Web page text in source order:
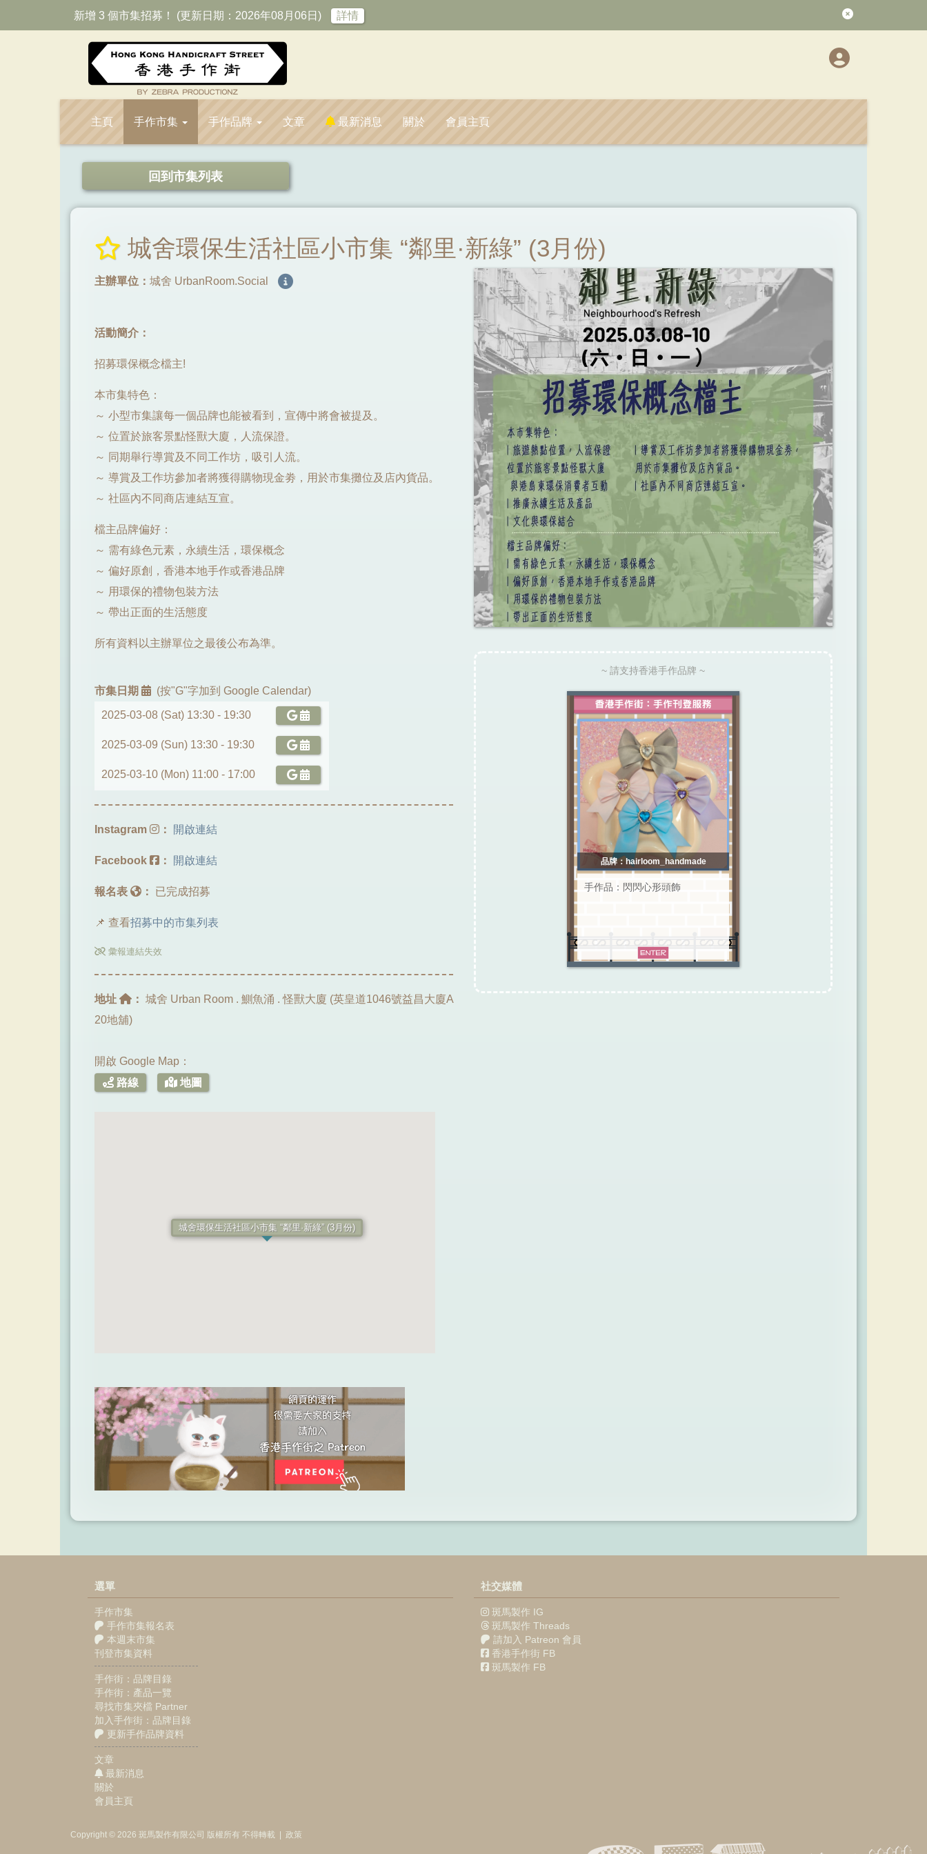
新增 3 個市集招募！ (更新日期：2026年08月06日) 詳情
主頁 手作市集 手作品牌 文章 最新消息 關於 會員主頁
回到市集列表
城舍環保生活社區小市集 “鄰里·新綠” (3月份)
~ 請支持香港手作品牌 ~
品牌：hairloom_handmade
手作品：閃閃心形頭飾
主辦單位： 城舍 UrbanRoom.Social
活動簡介：
招募環保概念檔主!
本市集特色：
～ 小型市集讓每一個品牌也能被看到，宣傳中將會被提及。
～ 位置於旅客景點怪獸大廈，人流保證。
～ 同期舉行導賞及不同工作坊，吸引人流。
～ 導賞及工作坊參加者將獲得購物現金劵，用於市集攤位及店內貨品。
～ 社區內不同商店連結互宣。
檔主品牌偏好：
～ 需有綠色元素，永續生活，環保概念
～ 偏好原創，香港本地手作或香港品牌
～ 用環保的禮物包裝方法
～ 帶出正面的生活態度
所有資料以主辦單位之最後公布為準。
市集日期 (按"G"字加到 Google Calendar)
2025-03-08 (Sat) 13:30 - 19:30
2025-03-09 (Sun) 13:30 - 19:30
2025-03-10 (Mon) 11:00 - 17:00
Instagram ： 開啟連結
Facebook ： 開啟連結
報名表 ： 已完成招募
📌 查看招募中的市集列表
彙報連結失效
地址 ： 城舍 Urban Room . 鰂魚涌 . 怪獸大廈 (英皇道1046號益昌大廈A
20地舖)
開啟 Google Map：
路線
地圖
城舍環保生活社區小市集 “鄰里·新綠” (3月份)
選單
手作市集
手作市集報名表
本週末市集
刊登市集資料
手作街：品牌目錄
手作街：產品一覽
尋找市集夾檔 Partner
加入手作街：品牌目錄
更新手作品牌資料
文章
最新消息
關於
會員主頁
社交媒體
斑馬製作 IG
斑馬製作 Threads
請加入 Patreon 會員
香港手作街 FB
斑馬製作 FB
Copyright © 2026 斑馬製作有限公司 版權所有 不得轉載 | 政策